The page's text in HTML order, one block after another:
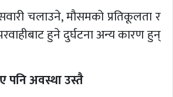
चलाउने, मौसमको प्रतिकूलता र
हुने दुर्घटना अन्य कारण हुन्
पनि अवस्था उस्तै